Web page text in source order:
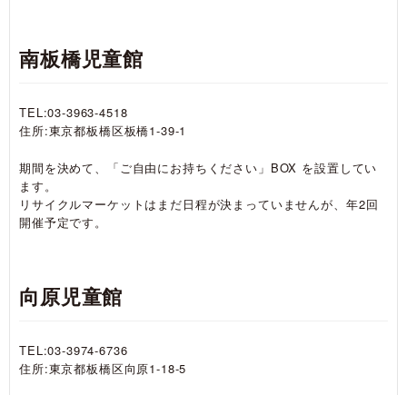
南板橋児童館
TEL:03-3963-4518
住所:東京都板橋区板橋1-39-1
期間を決めて、「ご自由にお持ちください」BOX を設置してい
ます。
リサイクルマーケットはまだ日程が決まっていませんが、年2回
開催予定です。
向原児童館
TEL:03-3974-6736
住所:東京都板橋区向原1-18-5